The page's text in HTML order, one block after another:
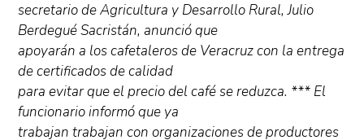
secretario de Agricultura y Desarrollo Rural, Julio
Berdegué Sacristán, anunció que
apoyarán a los cafetaleros de Veracruz con la entrega
de certificados de calidad
para evitar que el precio del café se reduzca. *** El
funcionario informó que ya
trabajan trabajan con organizaciones de productores